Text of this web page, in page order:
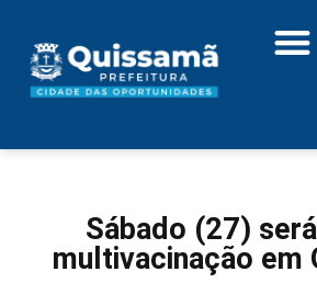
Sábado (27)
multivacinação em